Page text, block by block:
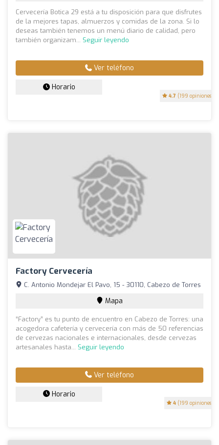
4.7 (199 opiniones)
Cervecería Botica 29 está a tu disposición para que disfrutes
de la mejores tapas, almuerzos y comidas de la zona. Si lo
deseas también tenemos un menú diario de calidad, pero
también organizam... Seguir leyendo
Ver teléfono
Horario
Factory Cervecería
4 (199 opiniones)
C. Antonio Mondejar El Pavo, 15 - 30110, Cabezo de Torres
Mapa
“Factory” es tu punto de encuentro en Cabezo de Torres: una
acogedora cafetería y cervecería con más de 50 referencias
de cervezas nacionales e internacionales, desde cervezas
artesanales hasta... Seguir leyendo
Ver teléfono
Horario